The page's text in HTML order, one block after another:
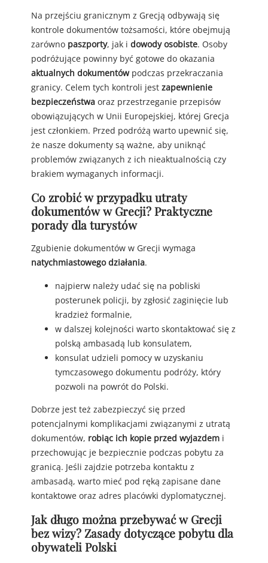
Na przejściu granicznym z Grecją odbywają się
kontrole dokumentów tożsamości, które obejmują
zarówno paszporty, jak i dowody osobiste. Osoby
podróżujące powinny być gotowe do okazania
aktualnych dokumentówpodczas przekraczania
granicy. Celem tych kontroli jest zapewnienie
bezpieczeństwa oraz przestrzeganie przepisów
obowiązujących w Unii Europejskiej, której Grecja
jest członkiem. Przed podróżą warto upewnić się,
że nasze dokumenty są ważne, aby uniknąć
problemów związanych z ich nieaktualnością czy
brakiem wymaganych informacji.
Co zrobić w przypadku utraty
dokumentów w Grecji? Praktyczne
porady dla turystów
Zgubienie dokumentów w Grecji wymaga
natychmiastowego działania.
najpierw należy udać się na pobliski
posterunek policji, by zgłosić zaginięcie lub
kradzież formalnie,
w dalszej kolejności warto skontaktować się z
polską ambasadą lub konsulatem,
konsulat udzieli pomocy w uzyskaniu
tymczasowego dokumentu podróży, który
pozwoli na powrót do Polski.
Dobrze jest też zabezpieczyć się przed
potencjalnymi komplikacjami związanymi z utratą
dokumentów, robiąc ich kopie przed wyjazdem i
przechowując je bezpiecznie podczas pobytu za
granicą. Jeśli zajdzie potrzeba kontaktu z
ambasadą, warto mieć pod ręką zapisane dane
kontaktowe oraz adres placówki dyplomatycznej.
Jak długo można przebywać w Grecji
bez wizy? Zasady dotyczące pobytu dla
obywateli Polski